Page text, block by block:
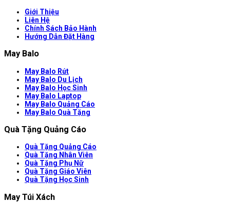
Giới Thiệu
Liên Hệ
Chính Sách Bảo Hành
Hướng Dẫn Đặt Hàng
May Balo
May Balo Rút
May Balo Du Lịch
May Balo Học Sinh
May Balo Laptop
May Balo Quảng Cáo
May Balo Quà Tặng
Quà Tặng Quảng Cáo
Quà Tặng Quảng Cáo
Quà Tặng Nhân Viên
Quà Tặng Phụ Nữ
Quà Tặng Giáo Viên
Quà Tặng Học Sinh
May Túi Xách